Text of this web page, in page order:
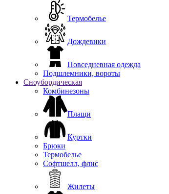
Термобелье
Дождевики
Повседневная одежда
Подшлемники, вороты
Сноубордическая
Комбинезоны
Плащи
Куртки
Брюки
Термобелье
Софтшелл, флис
Жилеты